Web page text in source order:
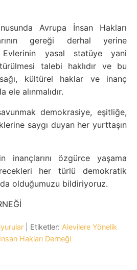
Avrupa İnsan Hakları
gereği derhal yerine
yasal statüye yani
talebi haklıdır ve bu
kültürel haklar ve inanç
ele alınmalıdır.
demokrasiye, eşitliğe,
saygı duyan her yurttaşın
inançlarını özgürce yaşama
her türlü demokratik
olduğumuzu bildiriyoruz.
| Etiketler: Alevilere Yönelik
İnsan Hakları Derneği